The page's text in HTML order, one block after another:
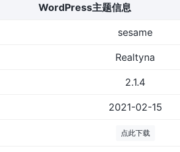
WordPress主题信息
sesame
Realtyna
2.1.4
2021-02-15
点此下载